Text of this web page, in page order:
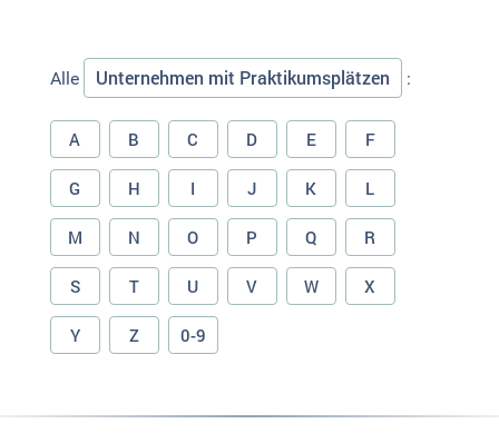
Alle Unternehmen mit Praktikumsplätzen :
A B C D E F
G H I J K L
M N O P Q R
S T U V W X
Y Z 0-9